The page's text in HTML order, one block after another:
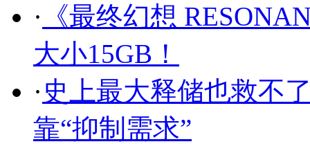
· 《最终幻想
大小15GB！
· 史上最大释储也救不
靠“抑制需求”